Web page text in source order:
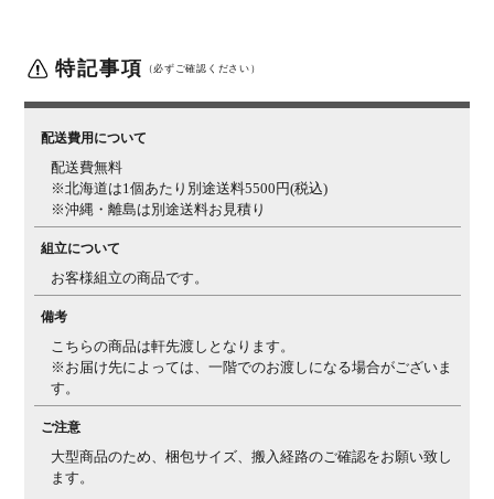
特記事項 （必ずご確認ください）
配送費用について
配送費無料
※北海道は1個あたり別途送料5500円(税込)
※沖縄・離島は別途送料お見積り
組立について
お客様組立の商品です。
備考
こちらの商品は軒先渡しとなります。
※お届け先によっては、一階でのお渡しになる場合がございま
す。
ご注意
大型商品のため、梱包サイズ、搬入経路のご確認をお願い致し
ます。